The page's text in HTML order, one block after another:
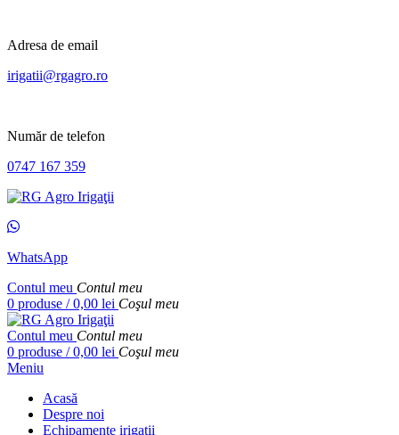
Adresa de email
irigatii@rgagro.ro
Număr de telefon
0747 167 359
WhatsApp
Contul meu Contul meu
0 produse / 0,00 lei Coşul meu
Contul meu Contul meu
0 produse / 0,00 lei Coşul meu
Meniu
Acasă
Despre noi
Echipamente irigaţii